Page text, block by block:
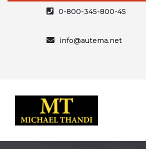
0-800-345-800-45
info@autema.net